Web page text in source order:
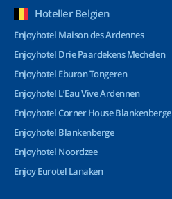
Hoteller Belgien
Enjoyhotel Maison des Ardennes
Enjoyhotel Drie Paardekens Mechelen
Enjoyhotel Eburon Tongeren
Enjoyhotel L’Eau Vive Ardennen
Enjoyhotel Corner House Blankenberge
Enjoyhotel Blankenberge
Enjoyhotel Noordzee
Enjoy Eurotel Lanaken